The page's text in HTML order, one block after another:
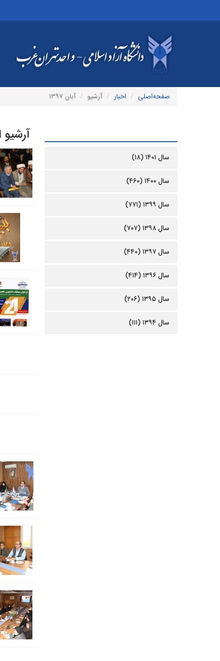
صفحه‌اصلی اخبار آرشیو آبان ۱۳۹۷
آرشیو
سال ۱۴۰۱ (۱۸)
سال ۱۴۰۰ (۴۶۰)
سال ۱۳۹۹ (۷۷۱)
سال ۱۳۹۸ (۷۰۷)
سال ۱۳۹۷ (۴۴۰)
سال ۱۳۹۶ (۴۱۴)
سال ۱۳۹۵ (۲۰۶)
سال ۱۳۹۴ (۱۱۱)